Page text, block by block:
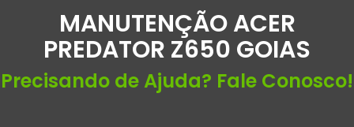
MANUTENÇÃO ACER
PREDATOR Z650 GOIAS
Precisando de Ajuda? Fale Conosco!